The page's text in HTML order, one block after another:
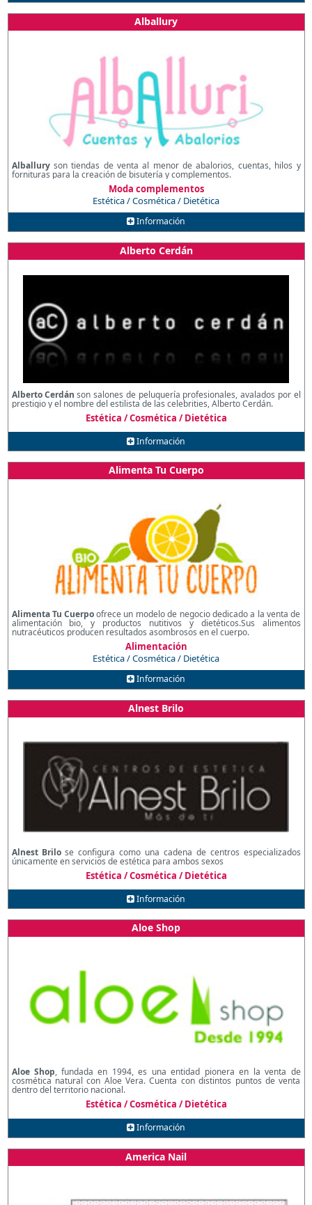
Alballury
Alballuryson tiendas de venta al menor de abalorios, cuentas, hilos y
fornituras para la creación de bisutería y complementos.
Moda complementos
Estética / Cosmética / Dietética
Información
Alberto Cerdán
Alberto Cerdán son salones de peluquería profesionales, avalados por el
prestigio y el nombre del estilista de las celebrities, Alberto Cerdán.
Estética / Cosmética / Dietética
Información
Alimenta Tu Cuerpo
Alimenta Tu Cuerpoofrece un modelo de negocio dedicado a la venta de
alimentación bio, y productos nutitivos y dietéticos.Sus alimentos
nutracéuticos producen resultados asombrosos en el cuerpo.
Alimentación
Estética / Cosmética / Dietética
Información
Alnest Brilo
Alnest Brilose configura como una cadena de centros especializados
únicamente en servicios de estética para ambos sexos
Estética / Cosmética / Dietética
Información
Aloe Shop
Aloe Shop, fundada en 1994, es una entidad pionera en la venta de
cosmética natural con Aloe Vera. Cuenta con distintos puntos de venta
dentro del territorio nacional.
Estética / Cosmética / Dietética
Información
America Nail